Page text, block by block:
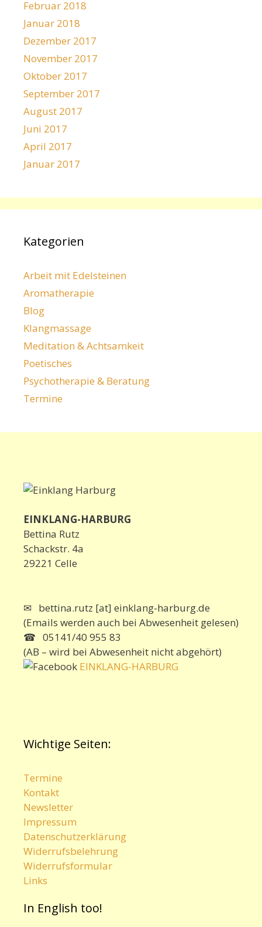
Februar 2018
Januar 2018
Dezember 2017
November 2017
Oktober 2017
September 2017
August 2017
Juni 2017
April 2017
Januar 2017
Kategorien
Arbeit mit Edelsteinen
Aromatherapie
Blog
Klangmassage
Meditation & Achtsamkeit
Poetisches
Psychotherapie & Beratung
Termine
EINKLANG-HARBURG
Bettina Rutz
Schackstr. 4a
29221 Celle
✉ bettina.rutz [at] einklang-harburg.de
(Emails werden auch bei Abwesenheit gelesen)
☎ 05141/40 955 83
(AB – wird bei Abwesenheit nicht abgehört)
EINKLANG-HARBURG
Wichtige Seiten:
Termine
Kontakt
Newsletter
Impressum
Datenschutzerklärung
Widerrufsbelehrung
Widerrufsformular
Links
In English too!